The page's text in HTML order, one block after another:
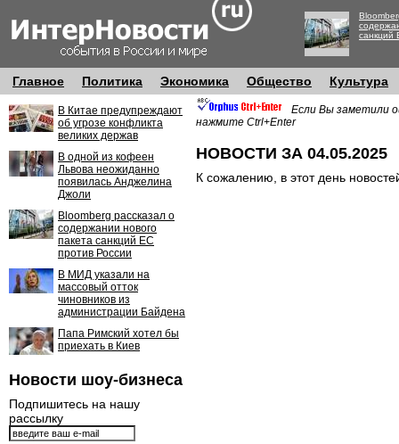
санкций
Главное Политика Экономика Общество Культура
В Китае предупреждают
об угрозе конфликта
великих держав
В одной из кофеен
Львова неожиданно
появилась Анджелина
Джоли
Bloomberg рассказал о
содержании нового
пакета санкций ЕС
против России
В МИД указали на
массовый отток
чиновников из
администрации Байдена
Папа Римский хотел бы
приехать в Киев
Новости шоу-бизнеса
Подпишитесь на нашу
рассылку
Если Вы заметили
нажмите Ctrl+Enter
НОВОСТИ ЗА 04.05.2025
К сожалению, в этот день